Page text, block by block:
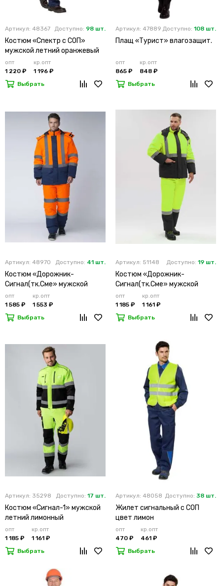
Артикул: 48367 Доступно: 98 шт.
Костюм «Спектр с СОП»
мужской летний оранжевый
опт
1 220 ₽
кр.опт
1 196 ₽
Выбрать
Артикул: 47889 Доступно: 108 шт.
Плащ «Турист» влагозащит.
опт
865 ₽
кр.опт
848 ₽
Выбрать
Артикул: 48970 Доступно: 41 шт.
Костюм «Дорожник-
Сигнал(тк.Сме» мужской
утепленный оранжевый
опт
1 585 ₽
кр.опт
1 553 ₽
Выбрать
Артикул: 51148 Доступно: 19 шт.
Костюм «Дорожник-
Сигнал(тк.Сме» мужской
утепленный лимонный
опт
1 185 ₽
кр.опт
1 161 ₽
Выбрать
Артикул: 35298 Доступно: 17 шт.
Костюм «Сигнал-1» мужской
летний лимонный
опт
1 185 ₽
кр.опт
1 161 ₽
Выбрать
Артикул: 48058 Доступно: 38 шт.
Жилет сигнальный с СОП
цвет лимон
опт
470 ₽
кр.опт
461 ₽
Выбрать